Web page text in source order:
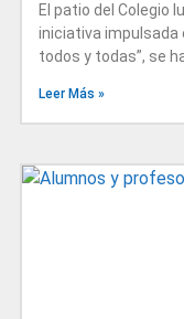
El patio del Colegio
iniciativa impulsada
todos y todas”, se
Leer Más »